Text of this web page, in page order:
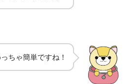
ちゃ簡単ですね！